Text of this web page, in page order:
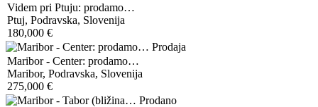
Videm pri Ptuju: prodamo…
Ptuj, Podravska, Slovenija
180,000 €
Prodaja
Maribor - Center: prodamo…
Maribor, Podravska, Slovenija
275,000 €
Prodano